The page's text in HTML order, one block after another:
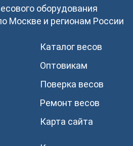
оборудования
Москве и регионам России
Каталог весов
Оптовикам
Поверка весов
Ремонт весов
Карта сайта